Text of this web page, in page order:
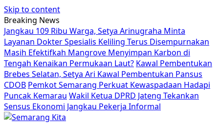
Skip to content
Breaking News
Jangkau 109 Ribu Warga, Setya Arinugraha Minta
Layanan Dokter Spesialis Keliling Terus Disempurnakan
Masih Efektifkah Mangrove Menyimpan Karbon di
Tengah Kenaikan Permukaan Laut? Kawal Pembentukan
Brebes Selatan, Setya Ari Kawal Pembentukan Pansus
CDOB Pemkot Semarang Perkuat Kewaspadaan Hadapi
Puncak Kemarau Wakil Ketua DPRD Jateng Tekankan
Sensus Ekonomi Jangkau Pekerja Informal